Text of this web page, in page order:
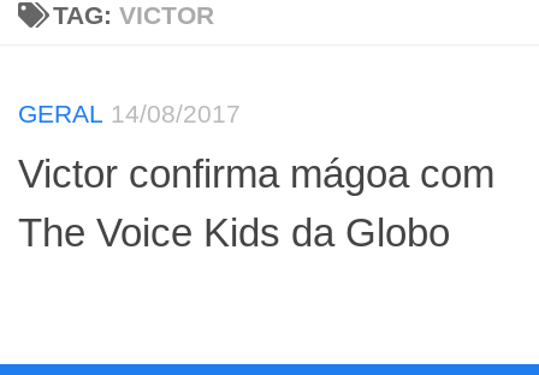
TAG: VICTOR
GERAL 14/08/2017
Victor confirma mágoa com
The Voice Kids da Globo